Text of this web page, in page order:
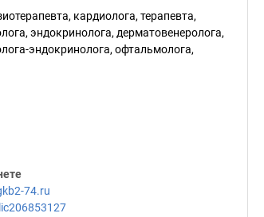
кардиолога, терапевта,
эндокринолога, дерматовенеролога,
эндокринолога, офтальмолога,
74.ru